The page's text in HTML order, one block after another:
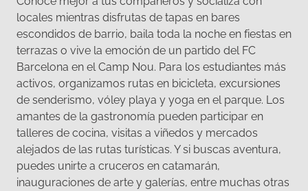
locales mientras disfrutas de tapas en bares
escondidos de barrio, baila toda la noche en fiestas en
terrazas o vive la emoción de un partido del FC
Barcelona en el Camp Nou. Para los estudiantes más
activos, organizamos rutas en bicicleta, excursiones
de senderismo, vóley playa y yoga en el parque. Los
amantes de la gastronomía pueden participar en
talleres de cocina, visitas a viñedos y mercados
alejados de las rutas turísticas. Y si buscas aventura,
puedes unirte a cruceros en catamarán,
inauguraciones de arte y galerías, entre muchas otras